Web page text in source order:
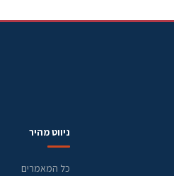
ניווט מהיר
כל המאמרים